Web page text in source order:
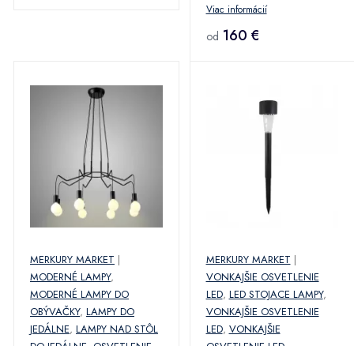
Viac informácií
od 160 €
MERKURY MARKET |
MODERNÉ LAMPY,
MODERNÉ LAMPY DO
OBÝVAČKY, LAMPY DO
JEDÁLNE, LAMPY NAD STÔL
MERKURY MARKET |
VONKAJŠIE OSVETLENIE
LED, LED STOJACE LAMPY,
VONKAJŠIE OSVETLENIE
LED, VONKAJŠIE